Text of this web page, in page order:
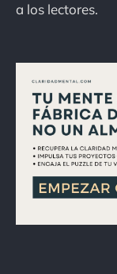
a los lectores.